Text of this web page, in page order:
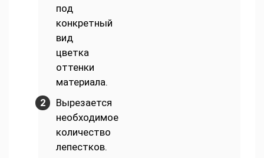
под
конкретный
вид
цветка
оттенки
материала.
Вырезается
необходимое
количество
лепестков.